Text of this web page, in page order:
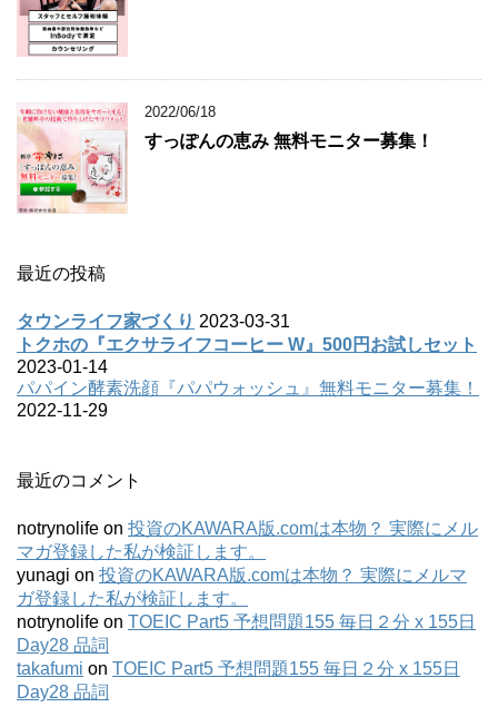
2022/06/18
すっぽんの恵み 無料モニター募集！
最近の投稿
タウンライフ家づくり 2023-03-31
トクホの『エクサライフコーヒー W』500円お試しセット
2023-01-14
パパイン酵素洗顔『パパウォッシュ』無料モニター募集！
2022-11-29
最近のコメント
notrynolife on 投資のKAWARA版.comは本物？ 実際にメル
マガ登録した私が検証します。
yunagi on 投資のKAWARA版.comは本物？ 実際にメルマ
ガ登録した私が検証します。
notrynolife on TOEIC Part5 予想問題155 毎日２分 x 155日
Day28 品詞
takafumi on TOEIC Part5 予想問題155 毎日２分 x 155日
Day28 品詞